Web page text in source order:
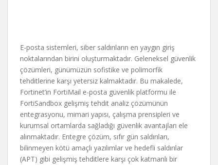
E-posta sistemleri, siber saldırıların en yaygın giriş
noktalarından birini oluşturmaktadır. Geleneksel güvenlik
çözümleri, günümüzün sofistike ve polimorfik
tehditlerine karşı yetersiz kalmaktadır. Bu makalede,
Fortinet’in FortiMail e-posta güvenlik platformu ile
FortiSandbox gelişmiş tehdit analiz çözümünün
entegrasyonu, mimari yapısı, çalışma prensipleri ve
kurumsal ortamlarda sağladığı güvenlik avantajları ele
alınmaktadır. Entegre çözüm, sıfır gün saldırıları,
bilinmeyen kötü amaçlı yazılımlar ve hedefli saldırılar
(APT) gibi gelişmiş tehditlere karşı çok katmanlı bir